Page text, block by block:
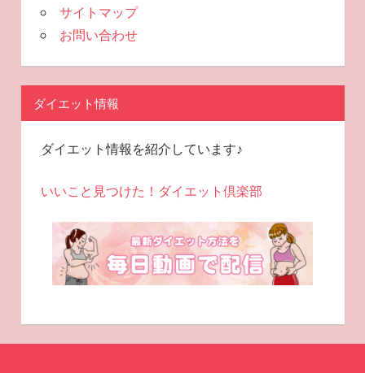
サイトマップ
お問い合わせ
ダイエット情報
ダイエット情報を紹介しています♪
いいこと見つけた！ダイエット倶楽部